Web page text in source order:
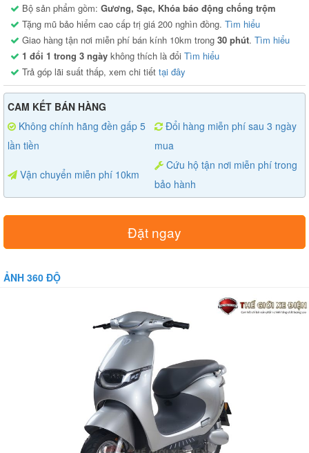
Bộ sản phẩm gồm: Gương, Sạc, Khóa báo động chống trộm
Tặng mũ bảo hiểm cao cấp trị giá 200 nghìn đồng. Tìm hiểu
Giao hàng tận nơi miễn phí bán kính 10km trong 30 phút. Tìm hiểu
1 đổi 1 trong 3 ngày không thích là đổi Tìm hiểu
Trả góp lãi suất thấp, xem chi tiết tại đây
CAM KẾT BÁN HÀNG
Không chính hãng đền gấp 5
lần tiền
Đổi hàng miễn phí sau 3 ngày
mua
Vận chuyển miễn phí 10km
Cứu hộ tận nơi miễn phí trong
bảo hành
Đặt ngay
ẢNH 360 ĐỘ